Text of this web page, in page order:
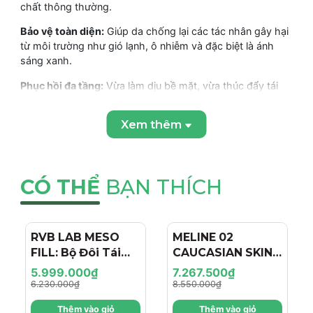
chất thông thường.
Bảo vệ toàn diện: Giúp da chống lại các tác nhân gây hại
từ môi trường như gió lạnh, ô nhiễm và đặc biệt là ánh
sáng xanh.
Phục hồi đa tầng: Vừa làm dịu bề mặt, vừa thúc đẩy tái
Công thức lành tính, phù hợp cho da
đang trong tình trạng nhạy cảm nhất hoặc da sau can
THÀNH PHẦN VÀ CÔNG DỤNG CỦA TOSKANI Sensitive
Thành phần chính
Biosaccharide gum-2:
Loại Polysaccharide giúp ngăn
ngừa và giảm viêm, hạn chế tổn thương màng tế bào.
Chiết xuất tảo đỏ (Rhodosorus marinus):Giảm thiểu sự
Xem thêm
CÓ THỂ BẠN THÍCH
- 4%
RVB LAB MESO
FILL: Bộ Đôi Tái
Tạo & Nâng Cơ
Chuyên Sâu - Hiệu
Ứng "Filler + Botox
5.999.000₫
6.230.000₫
Thêm vào giỏ
MELINE 02
CAUCASIAN SKIN
DAY/NIGHT / BỘ
ĐÔI TRỊ NÁM
NGÀY/ĐÊM, SÁNG
7.267.500₫
8.550.000₫
Thêm vào giỏ